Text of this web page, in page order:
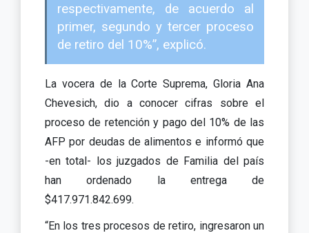
respectivamente, de acuerdo al
primer, segundo y tercer proceso
de retiro del 10%”, explicó.
La vocera de la Corte Suprema, Gloria Ana
Chevesich, dio a conocer cifras sobre el
proceso de retención y pago del 10% de las
AFP por deudas de alimentos e informó que
-en total- los juzgados de Familia del país
han ordenado la entrega de
$417.971.842.699.
“En los tres procesos de retiro, ingresaron un